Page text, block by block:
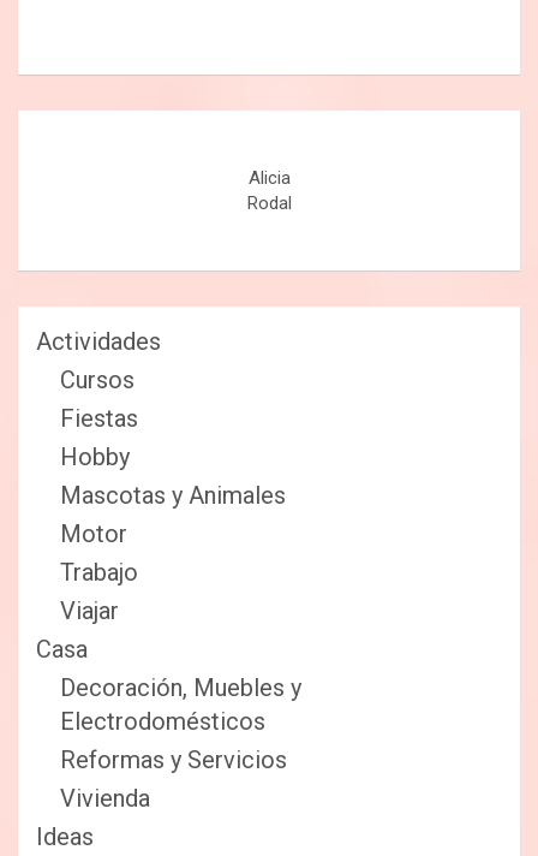
Alicia
Rodal
Actividades
Cursos
Fiestas
Hobby
Mascotas y Animales
Motor
Trabajo
Viajar
Casa
Decoración, Muebles y
Electrodomésticos
Reformas y Servicios
Vivienda
Ideas